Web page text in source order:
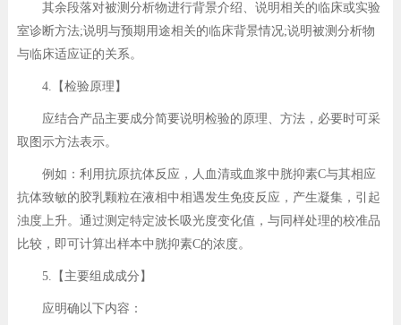
其余段落对被测分析物进行背景介绍、说明相关的临床或实验
室诊断方法;说明与预期用途相关的临床背景情况;说明被测分析物
与临床适应证的关系。
4.【检验原理】
应结合产品主要成分简要说明检验的原理、方法，必要时可采
取图示方法表示。
例如：利用抗原抗体反应，人血清或血浆中胱抑素C与其相应
抗体致敏的胶乳颗粒在液相中相遇发生免疫反应，产生凝集，引起
浊度上升。通过测定特定波长吸光度变化值，与同样处理的校准品
比较，即可计算出样本中胱抑素C的浓度。
5.【主要组成成分】
应明确以下内容：